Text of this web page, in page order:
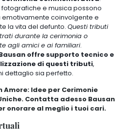
e musica possono
emotivamente coinvolgente e
la vita del defunto. Questi tributi
durante la cerimonia o
agli amici e ai familiari.
offre supporto tecnico e
di questi tributi,
dettaglio sia perfetto.
Amore: Idee per Cerimonie
Contatta adesso Bausan
onorare al meglio i tuoi cari.